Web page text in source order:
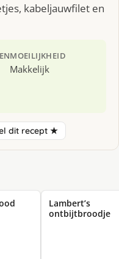
kabeljauwfilet en
MOEILIJKHEID
Makkelijk
dit recept ★
Lambert’s
ontbijtbroodje